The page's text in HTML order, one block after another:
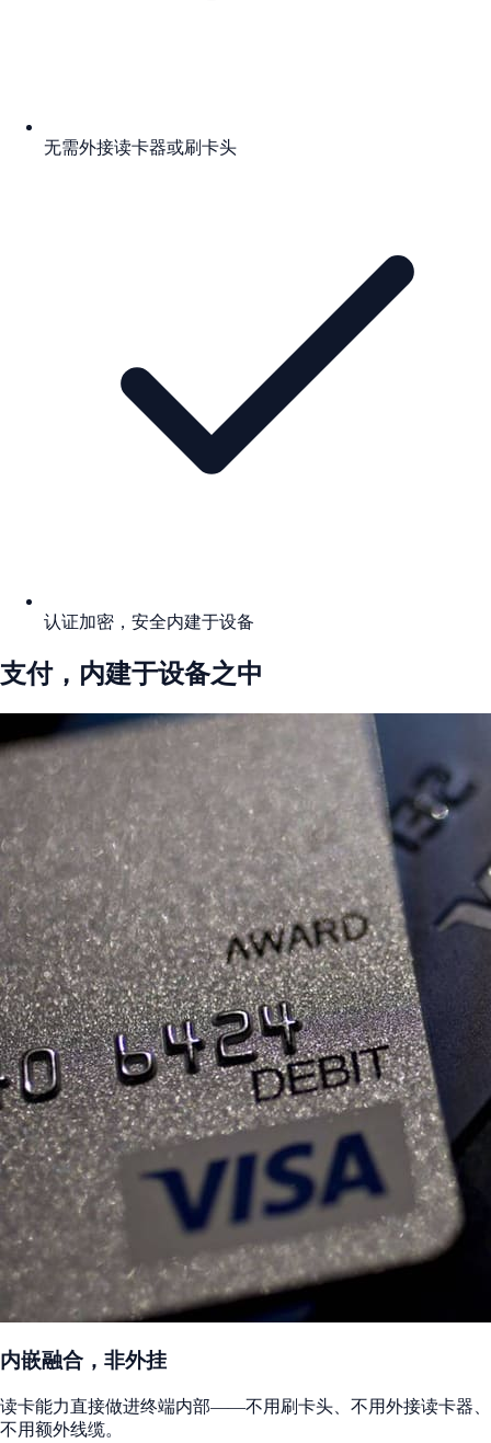
无需外接读卡器或刷卡头
认证加密，安全内建于设备
支付，内建于设备之中
内嵌融合，非外挂
读卡能力直接做进终端内部——不用刷卡头、不用外接读卡器、
不用额外线缆。